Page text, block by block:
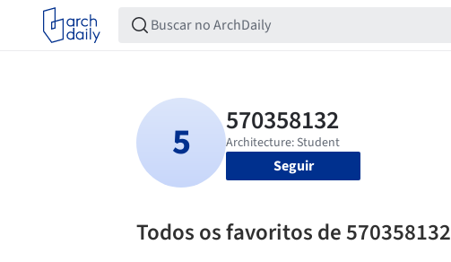
Seguir
Todos os favoritos de 570358132